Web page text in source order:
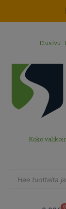
Etusivu
Koko
0